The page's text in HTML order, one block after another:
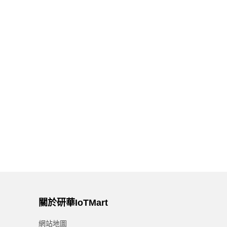
關於研華IoTMart
網站地圖